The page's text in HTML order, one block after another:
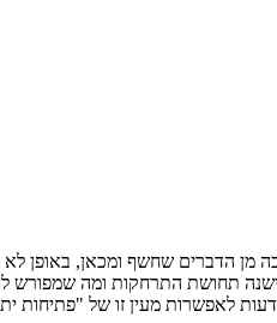
הדברים שחשף ומכאן, באופן לא
תחושת התרחקות ומה
לאפשרות מעין זו של "פתיחות